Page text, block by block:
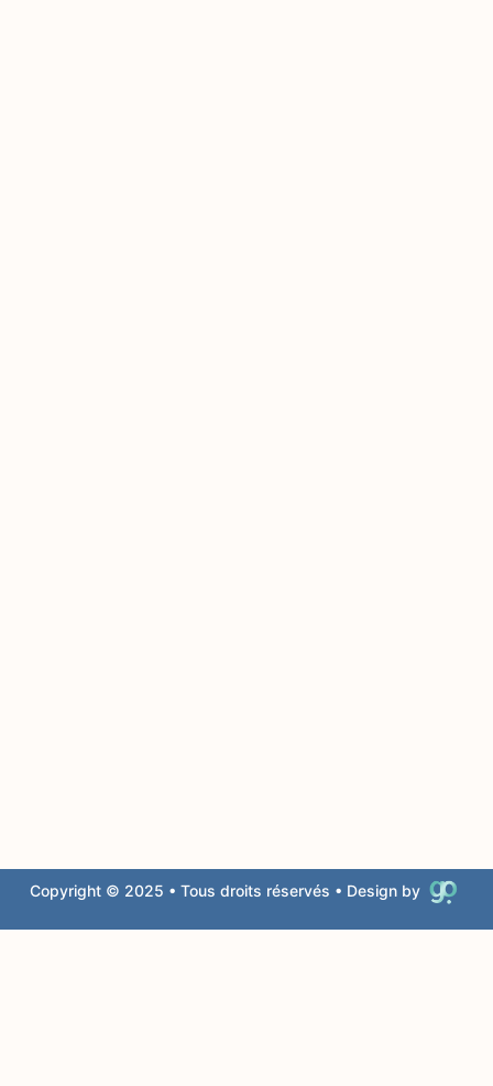
Copyright © 2025 • Tous droits réservés • Design by